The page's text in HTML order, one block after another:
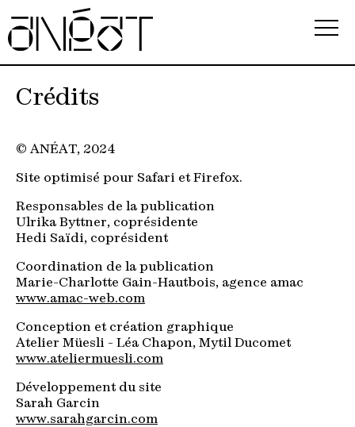
Observatoire
Ressources
FAQ
Newsletter
Espace membres
Crédits
© ANÉAT, 2024
Site optimisé pour Safari et Firefox.
Responsables de la publication
Ulrika Byttner, coprésidente
Hedi Saïdi, coprésident
Coordination de la publication
Marie-Charlotte Gain-Hautbois, agence amac
www.amac-web.com
Conception et création graphique
Atelier Müesli - Léa Chapon, Mytil Ducomet
www.ateliermuesli.com
Développement du site
Sarah Garcin
www.sarahgarcin.com